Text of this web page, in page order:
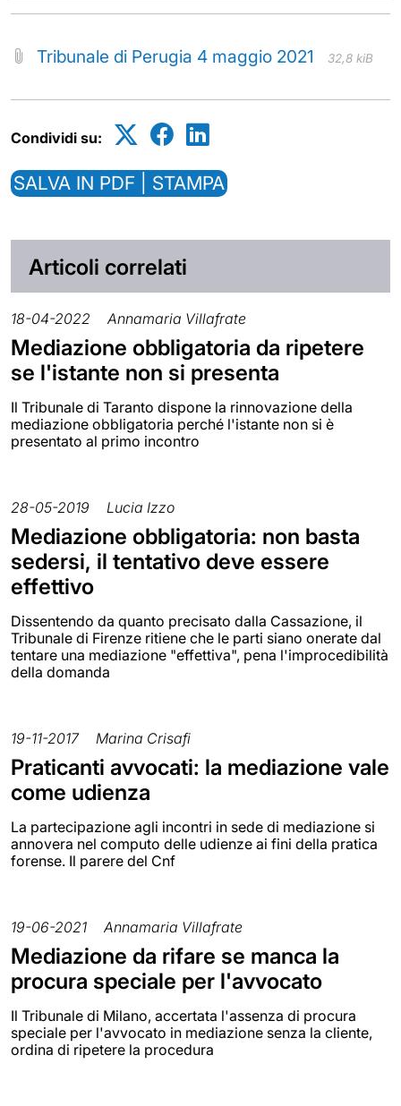
Tribunale di Perugia 4 maggio 2021 32,8 kiB
Condividi su:
SALVA IN PDF | STAMPA
Articoli correlati
18-04-2022 Annamaria Villafrate
Mediazione obbligatoria da ripetere
se l'istante non si presenta
Il Tribunale di Taranto dispone la rinnovazione della
mediazione obbligatoria perché l'istante non si è
presentato al primo incontro
28-05-2019 Lucia Izzo
Mediazione obbligatoria: non basta
sedersi, il tentativo deve essere
effettivo
Dissentendo da quanto precisato dalla Cassazione, il
Tribunale di Firenze ritiene che le parti siano onerate dal
tentare una mediazione "effettiva", pena l'improcedibilità
della domanda
19-11-2017 Marina Crisafi
Praticanti avvocati: la mediazione vale
come udienza
La partecipazione agli incontri in sede di mediazione si
annovera nel computo delle udienze ai fini della pratica
forense. Il parere del Cnf
19-06-2021 Annamaria Villafrate
Mediazione da rifare se manca la
procura speciale per l'avvocato
Il Tribunale di Milano, accertata l'assenza di procura
speciale per l'avvocato in mediazione senza la cliente,
ordina di ripetere la procedura